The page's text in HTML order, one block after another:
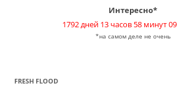
Интересно*
1792 дней 13 часов 58 минут
*на самом деле не очень
FRESH FLOOD